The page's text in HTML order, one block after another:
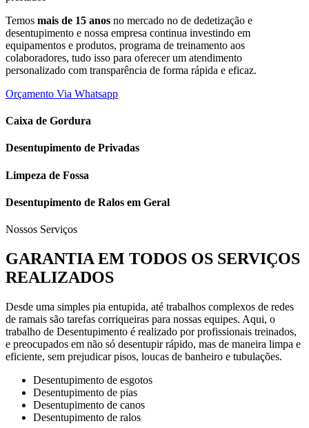
Temos mais de 15 anos no mercado no de dedetização e
desentupimento e nossa empresa continua investindo em
equipamentos e produtos, programa de treinamento aos
colaboradores, tudo isso para oferecer um atendimento
personalizado com transparência de forma rápida e eficaz.
Orçamento Via Whatsapp
Caixa de Gordura
Desentupimento de Privadas
Limpeza de Fossa
Desentupimento de Ralos em Geral
Nossos Serviços
GARANTIA EM TODOS OS SERVIÇOS
REALIZADOS
Desde uma simples pia entupida, até trabalhos complexos de redes
de ramais são tarefas corriqueiras para nossas equipes. Aqui, o
trabalho de Desentupimento é realizado por profissionais treinados,
e preocupados em não só desentupir rápido, mas de maneira limpa e
eficiente, sem prejudicar pisos, loucas de banheiro e tubulações.
Desentupimento de esgotos
Desentupimento de pias
Desentupimento de canos
Desentupimento de ralos